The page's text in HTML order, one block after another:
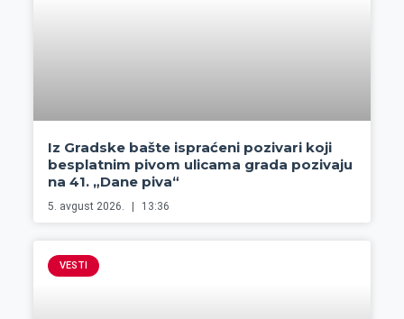
Iz Gradske bašte ispraćeni pozivari koji
besplatnim pivom ulicama grada pozivaju
na 41. „Dane piva“
5. avgust 2026. 13:36
VESTI